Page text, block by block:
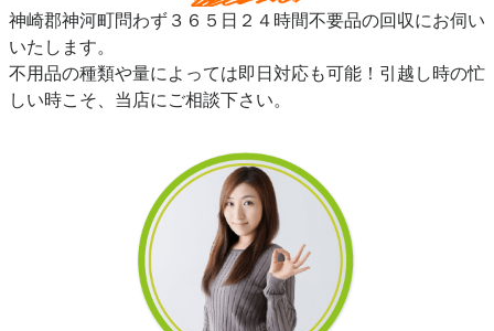
神崎郡神河町問わず３６５日２４時間不要品の回収にお伺い
いたします。
不用品の種類や量によっては即日対応も可能！引越し時の忙
しい時こそ、当店にご相談下さい。